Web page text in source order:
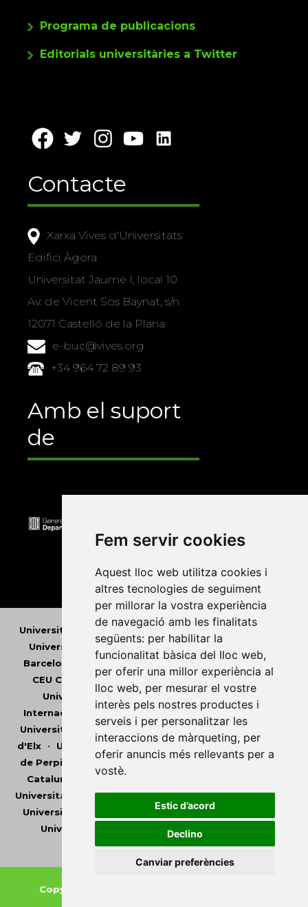
Fem servir cookies
Aquest lloc web utilitza cookies i
altres tecnologies de seguiment
per millorar la vostra experiència
de navegació amb les finalitats
següents: per habilitar la
funcionalitat bàsica del lloc web,
per oferir una millor experiència al
lloc web, per mesurar el vostre
interès pels nostres productes i
serveis i per personalitzar les
interaccions de màrqueting, per
oferir anuncis més rellevants per a
vostè.
Estic d’acord
Declino
Canviar preferències
Programa de publicacions
Editorials universitàries a Twitter
Contacte
Xarxa Vives d'Universitats
Edifici Àgora
Universitat Jaume I, local 10
Av. de Vicent Sos Baynat, s/n
12071 Castelló de la Plana
e-buc@vives.org
+34 964 72 89 93
Amb el suport
de
Universitat Abat Oliba CEU • Universitat d'Alacant
Universitat d'Andorra
•Universitat Autònoma de
Barcelona
Universitat de Barcelona • Universitat
CEU Cardenal Herrera
Universitat de Girona
•
Universitat de les Illes Balears
•
Universitat
Internacional de Catalunya
• Universitat Jaume I
Universitat de Lleida
•
Universitat Miguel Hernández
d'Elx• Universitat Oberta de Catalunya •Universitat
de Perpinyà Via Domitia
•
Universitat Politècnica de
Catalunya
Universitat Politècnica de València
Universitat Pompeu Fabra•Universitat Ramon Llull
Universitat Rovira i Virgili
•Universitat de Sàsser
Universitat de València
•Universitat de Vic -
Universitat Central de Catalunya
Copyright © 2026